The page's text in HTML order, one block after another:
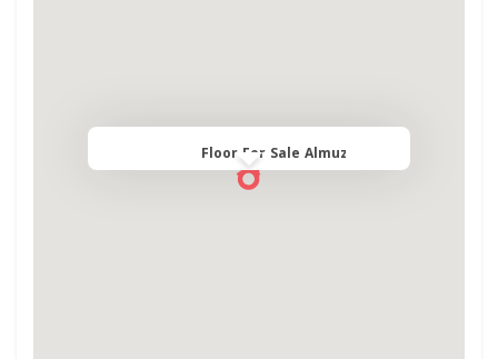
Floor For Sale Almuzahimih